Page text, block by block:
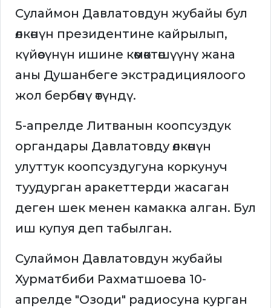
Сулаймон Давлатовдун жубайы бул
өлкөнүн президентине кайрылып,
күйөөсүнүн ишине көмөктөшүүнү жана
аны Душанбеге экстрадициялоого
жол бербөөнү өтүндү.
5-апрелде Литванын коопсуздук
органдары Давлатовду өлкөнүн
улуттук коопсуздугуна коркунуч
туудурган аракеттерди жасаган
деген шек менен камакка алган. Бул
иш купуя деп табылган.
Сулаймон Давлатовдун жубайы
Хурматбиби Рахматшоева 10-
апрелде "Озоди" радиосуна курган